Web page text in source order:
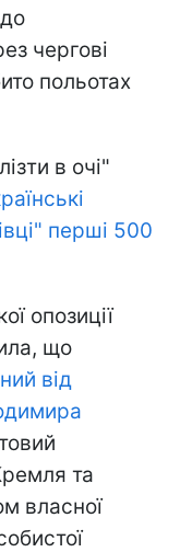
чергові
польотах
в очі"
перші 500
опозиції
що
від
та
власної